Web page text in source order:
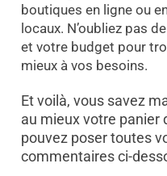
boutiques en ligne ou
locaux. N’oubliez pas
et votre budget pour
mieux à vos besoins.
Et voilà, vous savez
au mieux votre panier
pouvez poser toutes
commentaires ci-